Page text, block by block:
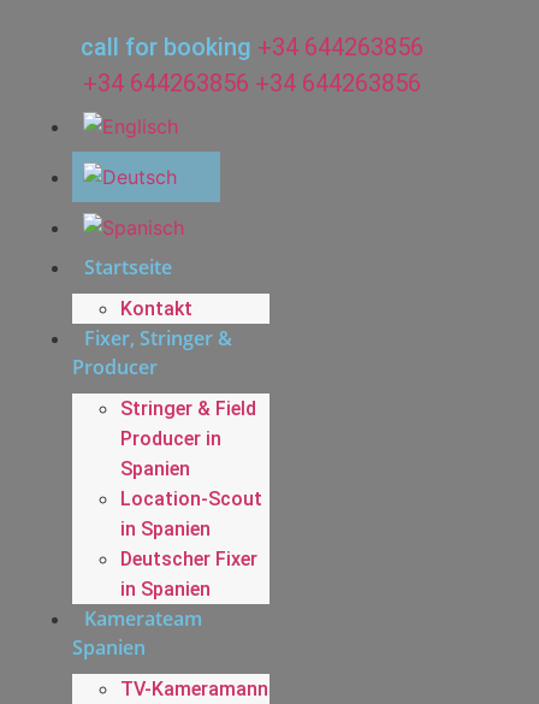
call for booking +34 644263856
+34 644263856 +34 644263856
Startseite
Kontakt
Fixer, Stringer &
Producer
Stringer & Field
Producer in
Spanien
Location-Scout
in Spanien
Deutscher Fixer
in Spanien
Kamerateam
Spanien
TV-Kameramann